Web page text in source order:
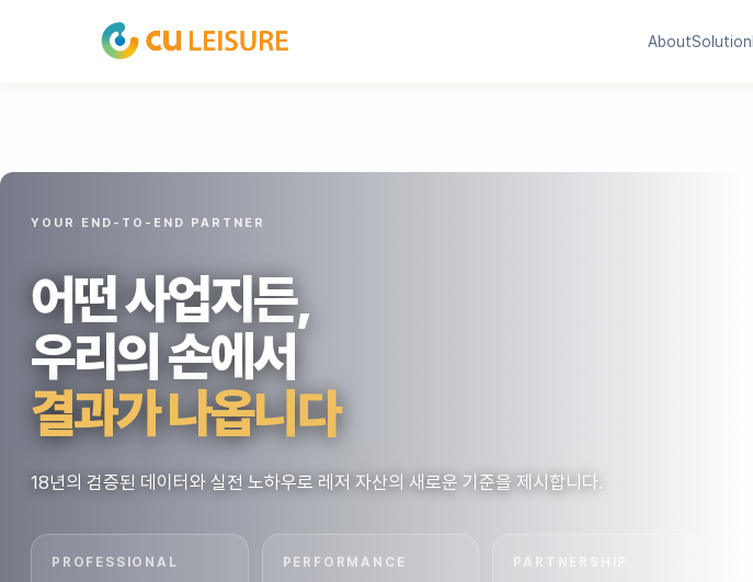
AboutSolution
YOUR END-TO-END PARTNER
어떤 사업지든,
우리의 손에서
결과가 나옵니다
18년의 검증된 데이터와 실전 노하우로 레저 자산의 새로운 기준을 제시합니다.
PROFESSIONAL PERFORMANCE PARTNERSHIP